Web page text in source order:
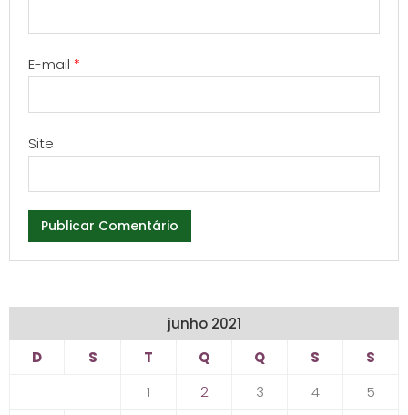
E-mail *
Site
junho 2021
D
S T Q Q S
S
1
2 3 4
5